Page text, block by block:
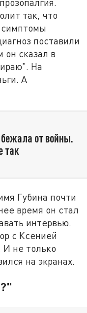
так, что
поставили
он сказал в
На
А
от войны.
так
Губина почти
время он стал
интервью.
с Ксенией
не только
на экранах.